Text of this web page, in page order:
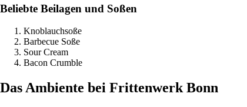
Beliebte Beilagen und Soßen
Knoblauchsoße
Barbecue Soße
Sour Cream
Bacon Crumble
Das Ambiente bei Frittenwerk Bonn